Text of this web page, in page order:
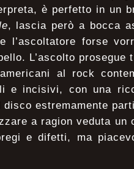
è perfetto in un
, lascia però a bocca
e l’ascoltatore forse
L’ascolto prosegue
al rock
e incisivi, con una
estremamente
a ragion veduta un
e difetti, ma